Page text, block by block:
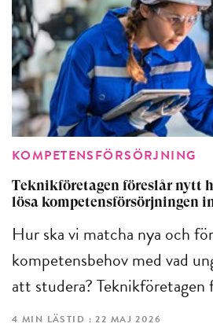
KOMPETENSFÖRSÖRJNING
Teknikföretagen föreslår nytt
lösa kompetensförsörjningen
Hur ska vi matcha nya och
kompetensbehov med vad
att studera? Teknikföretagen
4 MIN LÄSTID : 22 MAJ 2026